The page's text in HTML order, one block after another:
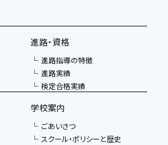
進路・資格
進路指導の特徴
進路実績
検定合格実績
学校案内
ごあいさつ
スクール・ポリシーと歴史